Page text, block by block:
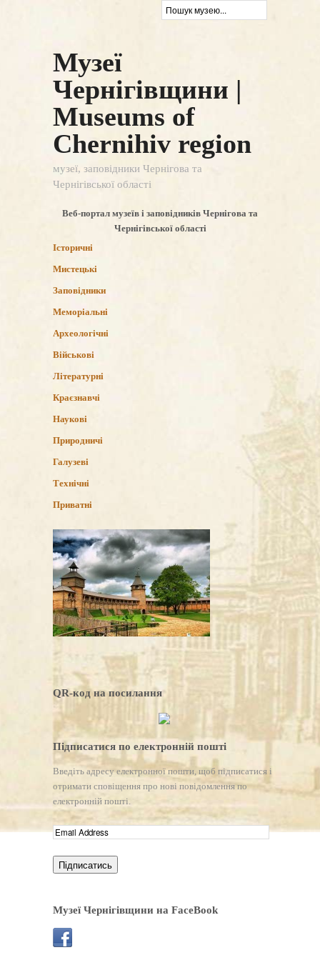
Музеї
Чернігівщини |
Museums of
Chernihiv region
музеї, заповідники Чернігова та
Чернігівської області
Веб-портал музеїв і заповідників Чернігова та
Чернігівської області
Історичні
Мистецькі
Заповідники
Меморіальні
Археологічні
Військові
Літературні
Краєзнавчі
Наукові
Природничі
Галузеві
Технічні
Приватні
QR-код на посилання
Підписатися по електронній пошті
Введіть адресу електронної пошти, щоб підписатися і
отримати сповіщення про нові повідомлення по
електронній пошті.
Музеї Чернігівщини на FaceBook